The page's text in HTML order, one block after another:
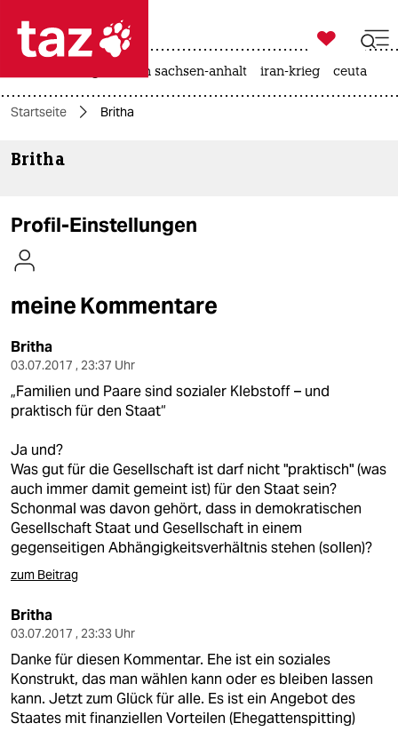

themen
kultur
sport
berlin
nord
wahrheit
verlag
verlag
shop
fragen & hilfe
unterstützen

taz zahl ich
landtagswahl in sachsen-anhalt iran-krieg ceuta
Startseite Britha
Britha
Profil-Einstellungen
meine Kommentare
Britha
03.07.2017 , 23:37 Uhr
„Familien und Paare sind sozialer Klebstoff – und
praktisch für den Staat“
Ja und?
Was gut für die Gesellschaft ist darf nicht "praktisch" (was
auch immer damit gemeint ist) für den Staat sein?
Schonmal was davon gehört, dass in demokratischen
Gesellschaft Staat und Gesellschaft in einem
gegenseitigen Abhängigkeitsverhältnis stehen (sollen)?
zum Beitrag
Britha
03.07.2017 , 23:33 Uhr
Danke für diesen Kommentar. Ehe ist ein soziales
Konstrukt, das man wählen kann oder es bleiben lassen
kann. Jetzt zum Glück für alle. Es ist ein Angebot des
Staates mit finanziellen Vorteilen (Ehegattenspitting)